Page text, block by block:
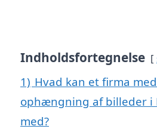
Indholdsfortegnelse
1) Hvad kan et firma
ophængning af billeder
med?